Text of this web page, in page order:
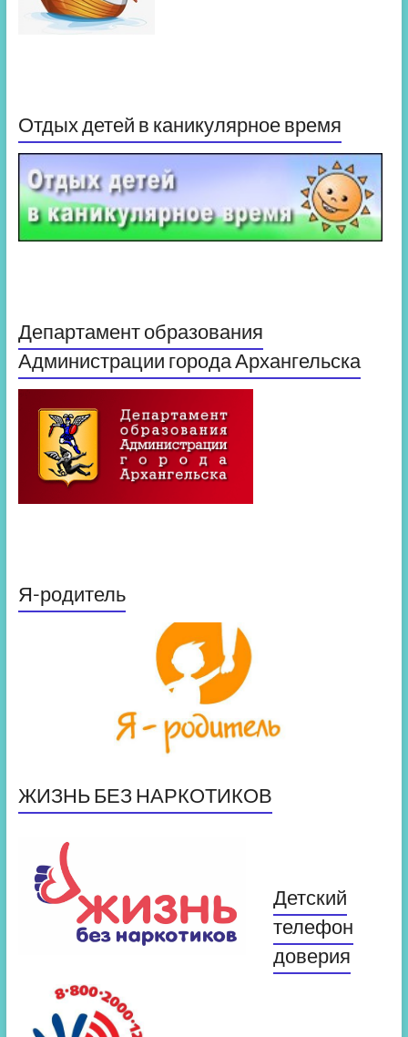
Отдых детей в каникулярное время
Департамент образования
Администрации города Архангельска
Я-родитель
ЖИЗНЬ БЕЗ НАРКОТИКОВ
Детский
телефон
доверия